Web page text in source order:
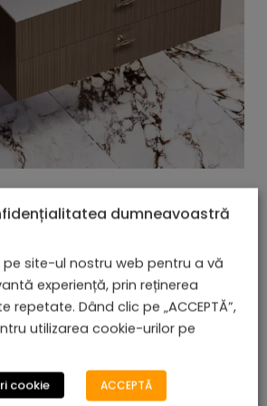
De la 610,08 lei
toate cele 4 rezultate
dumneavoastră
site-ul nostru web pentru a vă
experiență, prin reținerea
repetate. Dând clic pe „ACCEPTĂ”,
utilizarea cookie-urilor pe
cookie ACCEPTĂ